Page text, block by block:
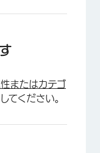
またはカテゴ
てください。